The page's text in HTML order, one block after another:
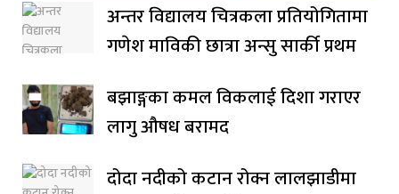
अन्तर विद्यालय चित्रकला प्रतियोगितामा
गणेश माविकी छात्रा अन्सु सार्की प्रथम
बझाङ्गका कमल विकलाई दिशा गराएर
लागु औषध बरामद
दोदा नदीको कटान रोक्न लालझाडीमा